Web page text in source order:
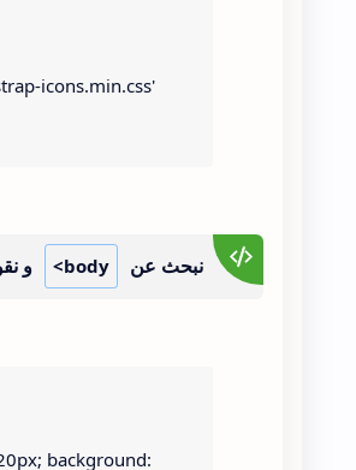
icons.min.css'
نبحث عن <body و
background: